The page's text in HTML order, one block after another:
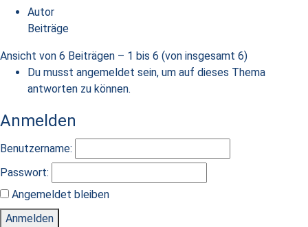
Autor
Beiträge
Ansicht von 6 Beiträgen – 1 bis 6 (von insgesamt 6)
Du musst angemeldet sein, um auf dieses Thema
antworten zu können.
Anmelden
Benutzername:
Passwort:
Angemeldet bleiben
Anmelden